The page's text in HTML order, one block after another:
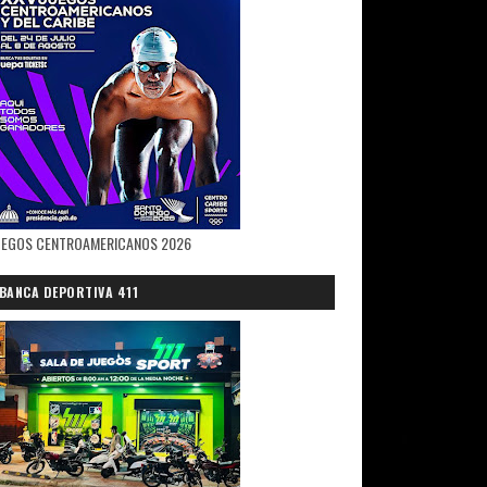
CENTROAMERICANOS 2026
DEPORTIVA 411